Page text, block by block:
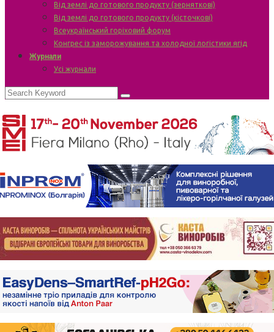
Від землі до готового продукту (зерняткові)
Від землі до готового продукту (кісточкові)
Всеукраїнський горіховий форум
Конгрес із заморожування та холодної логістики ягід
Журнали
Усі журнали